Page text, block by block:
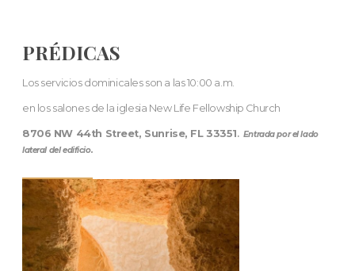
PRÉDICAS
Los servicios dominicales son a las 10:00 a.m.
en los salones de la iglesia New Life Fellowship Church
8706 NW 44th Street, Sunrise, FL 33351. Entrada por el lado
lateral del edificio.